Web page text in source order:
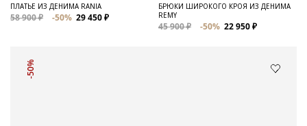
ПЛАТЬЕ ИЗ ДЕНИМА RANIA
58 900 ₽ -50% 29 450 ₽
БРЮКИ ШИРОКОГО КРОЯ ИЗ ДЕНИМА
REMY
45 900 ₽ -50% 22 950 ₽
-50%